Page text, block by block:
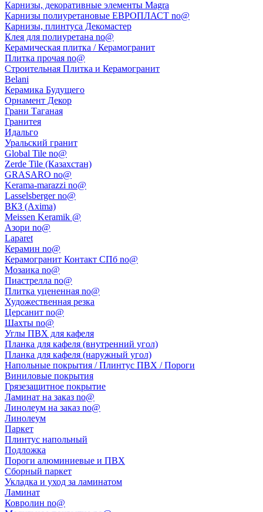
Карнизы, декоративные элементы Magra
Карнизы полиуретановые ЕВРОПЛАСТ no@
Карнизы, плинтуса Декомастер
Клея для полиуретана no@
Керамическая плитка / Керамогранит
Плитка прочая no@
Строительная Плитка и Керамогранит
Belani
Керамика Будущего
Орнамент Декор
Грани Таганая
Гранитея
Идальго
Уральский гранит
Global Tile no@
Zerde Tile (Казахстан)
GRASARO no@
Kerama-marazzi no@
Lasselsberger no@
ВКЗ (Axima)
Meissen Keramik @
Азори no@
Laparet
Керамин no@
Керамогранит Контакт СПб no@
Мозаика no@
Пиастрелла no@
Плитка уцененная no@
Художественная резка
Церсанит no@
Шахты no@
Углы ПВХ для кафеля
Планка для кафеля (внутренний угол)
Планка для кафеля (наружный угол)
Напольные покрытия / Плинтус ПВХ / Пороги
Виниловые покрытия
Грязезащитное покрытие
Ламинат на заказ no@
Линолеум на заказ no@
Линолеум
Паркет
Плинтус напольный
Подложка
Пороги алюминиевые и ПВХ
Сборный паркет
Укладка и уход за ламинатом
Ламинат
Ковролин no@